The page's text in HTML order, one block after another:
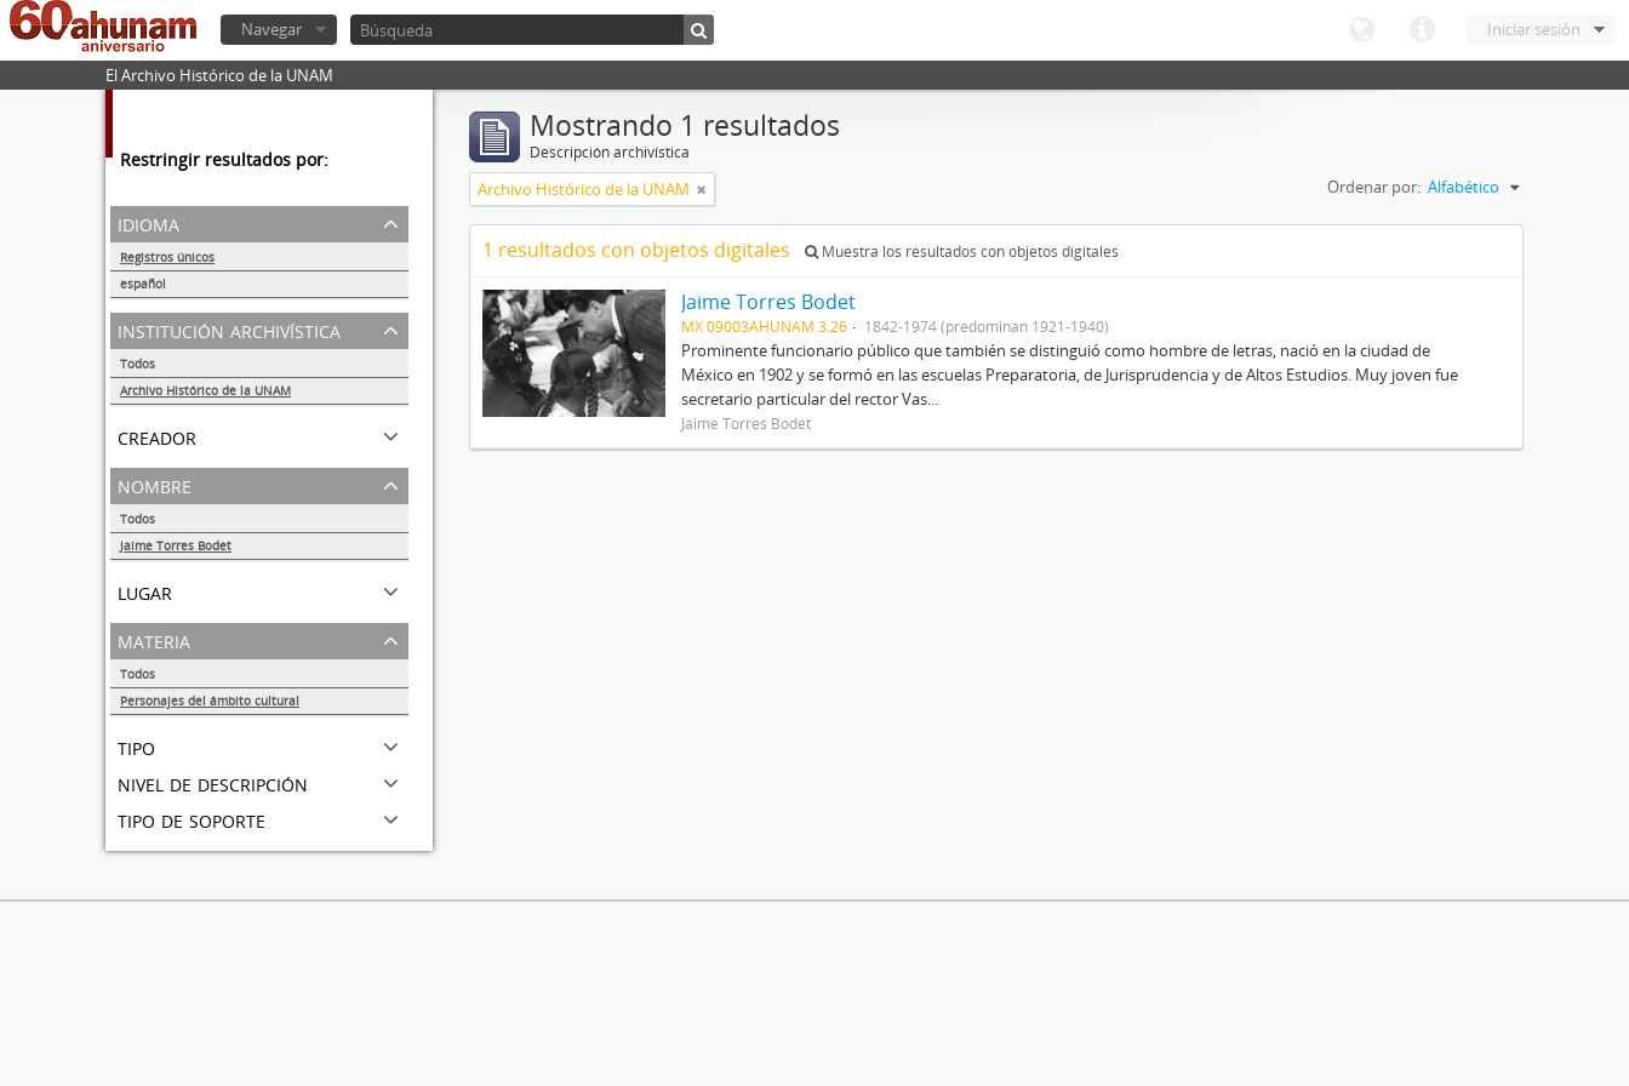
Iniciar sesión
Navegar
El Archivo Histórico de la UNAM
Restringir resultados por:
idioma
Registros únicos
español
1
institución archivística
Todos
Archivo Histórico de la UNAM
creador
nombre
Todos
Jaime Torres Bodet
lugar
materia
Todos
Personajes del ámbito cultural
tipo
nivel de descripción
tipo de soporte
Mostrando 1 resultados
Descripción archivística
Archivo Histórico de la UNAM Ordenar por: Alfabético
1 resultados con objetos digitales Muestra los resultados con objetos digitales
Jaime Torres Bodet
MX 09003AHUNAM 3.26 1842-1974 (predominan 1921-1940)
Prominente funcionario público que también se distinguió como hombre de letras, nació en la ciudad de
México en 1902 y se formó en las escuelas Preparatoria, de Jurisprudencia y de Altos Estudios. Muy joven fue
secretario particular del rector Vas...
Jaime Torres Bodet